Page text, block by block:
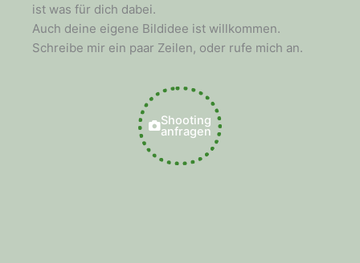
ist was für dich dabei.
Auch deine eigene Bildidee ist willkommen.
Schreibe mir ein paar Zeilen, oder rufe mich an.
Shooting
anfragen